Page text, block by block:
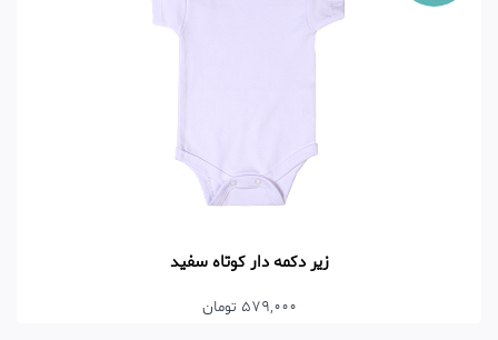
زیر دکمه دار کوتاه سفید
579,000 تومان